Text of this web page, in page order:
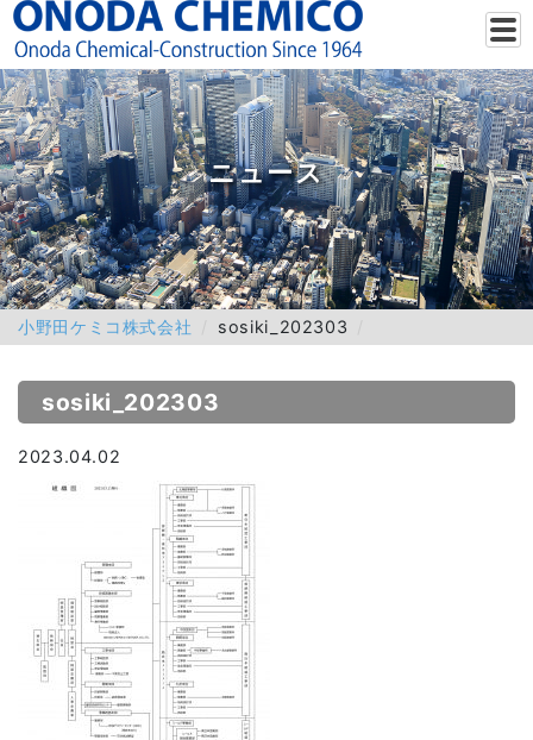
ニュース
小野田ケミコ株式会社 sosiki_202303
sosiki_202303
2023.04.02